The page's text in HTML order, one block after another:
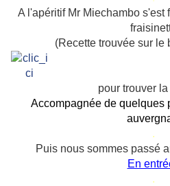
A l'apéritif Mr Miechambo s'est
(Recette trouvée sur le
pour trouver la
Accompagnée de quelques
.
Puis nous sommes passé
En
.